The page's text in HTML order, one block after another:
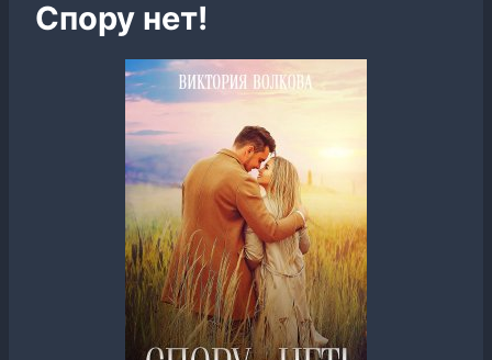
Спору нет!